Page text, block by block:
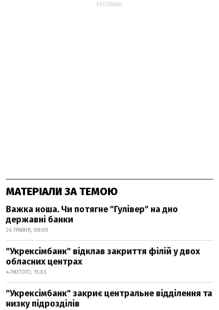
РЕКЛАМА:
МАТЕРІАЛИ ЗА ТЕМОЮ
Важка ноша. Чи потягне "Гулівер" на дно
державні банки
26 ТРАВНЯ, 08:00
"Укрексімбанк" відклав закриття філій у двох
обласних центрах
4 ЛЮТОГО, 15:03
"Укрексімбанк" закриє центральне відділення та
низку підрозділів